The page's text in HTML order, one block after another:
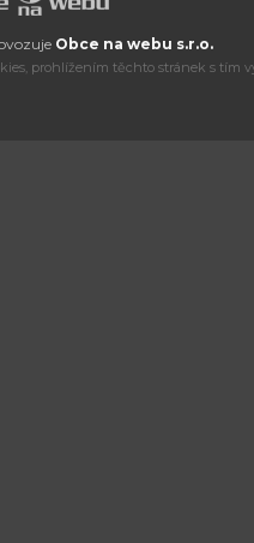
Obce na webu s.r.o.
prohlížením těchto stránek s tím